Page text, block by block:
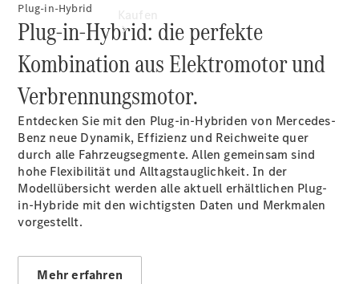
Übersicht
140 Jahre
Innovation
Mercedes-
Benz
Plug-in-Hybrid
Plug-in-Hybrid: die perfekte
Kombination aus Elektromotor und
Verbrennungsmotor.
Entdecken Sie mit den Plug-in-Hybriden von Mercedes-
Benz neue Dynamik, Effizienz und Reichweite quer
durch alle Fahrzeugsegmente. Allen gemeinsam sind
hohe Flexibilität und Alltagstauglichkeit. In der
Modellübersicht werden alle aktuell erhältlichen Plug-
in-Hybride mit den wichtigsten Daten und Merkmalen
vorgestellt.
Mehr erfahren